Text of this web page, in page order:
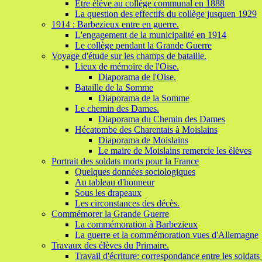
Etre élève au collège communal en 1888
La question des effectifs du collège jusquen 1929
1914 : Barbezieux entre en guerre.
L'engagement de la municipalité en 1914
Le collège pendant la Grande Guerre
Voyage d'étude sur les champs de bataille.
Lieux de mémoire de l'Oise.
Diaporama de l'Oise.
Bataille de la Somme
Diaporama de la Somme
Le chemin des Dames.
Diaporama du Chemin des Dames
Hécatombe des Charentais à Moislains
Diaporama de Moislains
Le maire de Moislains remercie les élèves
Portrait des soldats morts pour la France
Quelques données sociologiques
Au tableau d'honneur
Sous les drapeaux
Les circonstances des décès.
Commémorer la Grande Guerre
La commémoration à Barbezieux
La guerre et la commémoration vues d'Allemagne
Travaux des élèves du Primaire.
Travail d'écriture: correspondance entre les soldats